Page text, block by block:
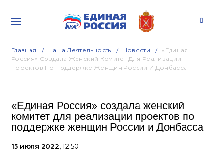
Главная Наша Деятельность Новости
«Единая
Россия» Создала Женский Комитет Для Реализации
Проектов По Поддержке Женщин России И Донбасса
«Единая Россия» создала женский
комитет для реализации проектов по
поддержке женщин России и Донбасса
15 июля 2022, 12:50